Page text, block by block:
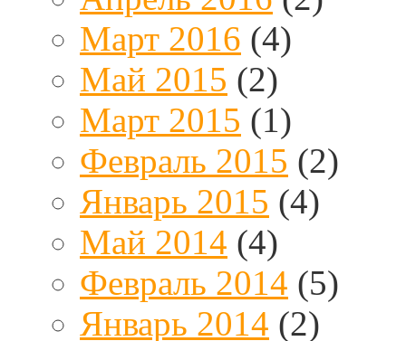
Март 2016 (4)
Май 2015 (2)
Март 2015 (1)
Февраль 2015 (2)
Январь 2015 (4)
Май 2014 (4)
Февраль 2014 (5)
Январь 2014 (2)